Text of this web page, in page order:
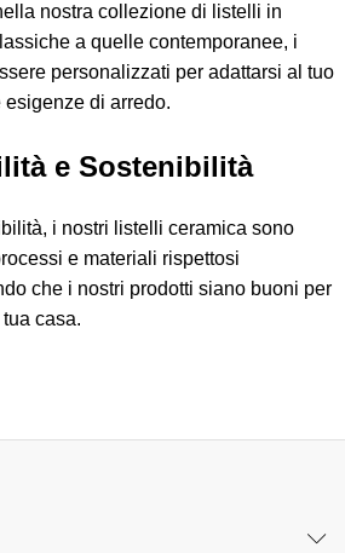
nostra collezione di listelli in
a quelle contemporanee, i
personalizzati per adattarsi al tuo
di arredo.
e Sostenibilità
i nostri listelli ceramica sono
e materiali rispettosi
che i nostri prodotti siano buoni per
casa.